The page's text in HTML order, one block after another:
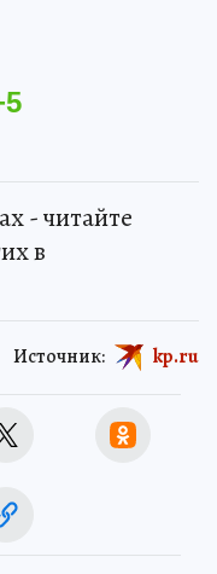
5
- читайте
в
Источник: kp.ru